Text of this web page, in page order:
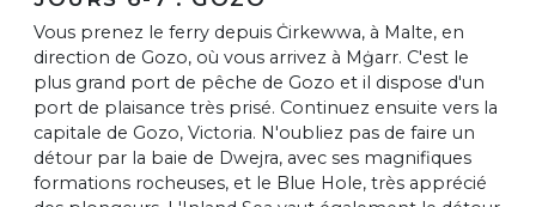
Vous prenez le ferry depuis Ċirkewwa, à Malte, en
direction de Gozo, où vous arrivez à Mġarr. C'est le
plus grand port de pêche de Gozo et il dispose d'un
port de plaisance très prisé. Continuez ensuite vers la
capitale de Gozo, Victoria. N'oubliez pas de faire un
détour par la baie de Dwejra, avec ses magnifiques
formations rocheuses, et le Blue Hole, très apprécié